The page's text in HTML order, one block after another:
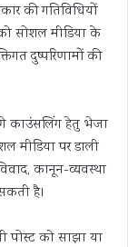
की गतिविधियों
सोशल मीडिया के
दुष्परिणामों की
काउंसलिंग हेतु भेजा
मीडिया पर डाली
कानून-व्यवस्था
है।
पोस्ट को साझा या